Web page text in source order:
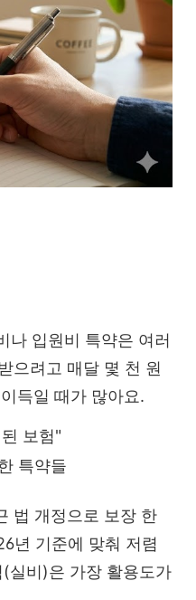
나 입원비 특약은 여러
으려고 매달 몇 천 원
득일 때가 많아요.
보험"
특약들
법 개정으로 보장 한
년 기준에 맞춰 저렴
실비)은 가장 활용도가